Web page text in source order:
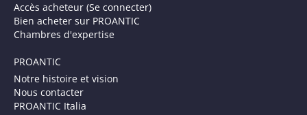
Accès acheteur (Se connecter)
Bien acheter sur PROANTIC
Chambres d'expertise
PROANTIC
Notre histoire et vision
Nous contacter
PROANTIC Italia